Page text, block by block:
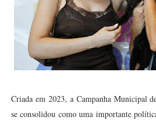
Criada em 2023, a Campanha Municipal
se consolidou como uma importante